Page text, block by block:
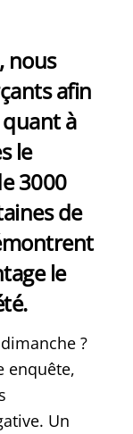
nous
afin
à
le
3000
de
le
?
enquête,
Un